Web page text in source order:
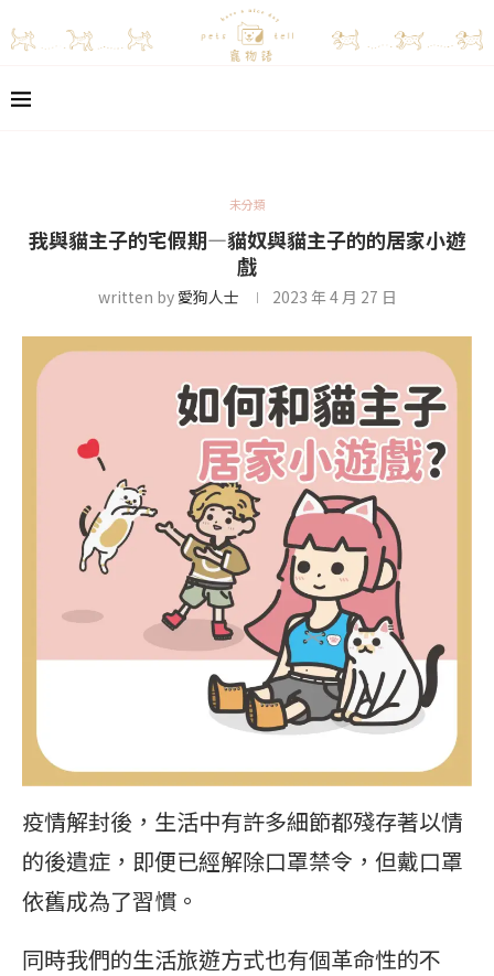
未分類
我與貓主子的宅假期—貓奴與貓主子的的居家小遊
戲
written by 愛狗人士 2023 年 4 月 27 日
疫情解封後，生活中有許多細節都殘存著以情
的後遺症，即便已經解除口罩禁令，但戴口罩
依舊成為了習慣。
同時我們的生活旅遊方式也有個革命性的不